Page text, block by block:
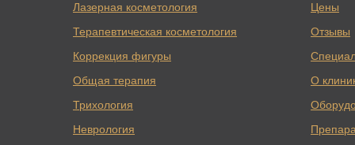
Лазерная косметология
Терапевтическая косметология
Коррекция фигуры
Общая терапия
Трихология
Неврология
Цены
Отзывы
О